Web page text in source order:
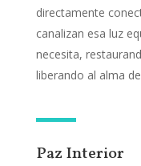
directamente
canalizan esa luz
necesita,
liberando al alma
Paz Interior